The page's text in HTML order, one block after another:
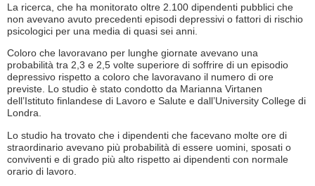
La ricerca, che ha monitorato oltre 2.100 dipendenti pubblici che
non avevano avuto precedenti episodi depressivi o fattori di rischio
psicologici per una media di quasi sei anni.
Coloro che lavoravano per lunghe giornate avevano una
probabilità tra 2,3 e 2,5 volte superiore di soffrire di un episodio
depressivo rispetto a coloro che lavoravano il numero di ore
previste. Lo studio è stato condotto da Marianna Virtanen
dell’Istituto finlandese di Lavoro e Salute e dall’University College di
Londra.
Lo studio ha trovato che i dipendenti che facevano molte ore di
straordinario avevano più probabilità di essere uomini, sposati o
conviventi e di grado più alto rispetto ai dipendenti con normale
orario di lavoro.